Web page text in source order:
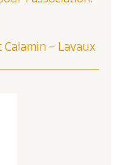
Calamin – Lavaux